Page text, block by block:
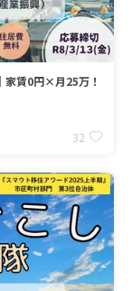
家賃0円×月25万！
32